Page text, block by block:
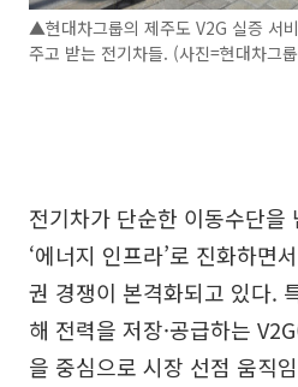
▲현대차그룹의 제주도 V2G 실증 서
주고 받는 전기차들. (사진=현대차그
전기차가 단순한 이동수단을
‘에너지 인프라’로 진화하면
권 경쟁이 본격화되고 있다.
해 전력을 저장·공급하는
을 중심으로 시장 선점 움직